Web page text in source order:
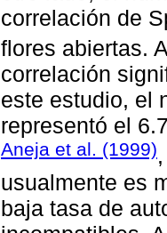
correlación de
flores abiertas.
correlación
este estudio, el
representó el
Aneja et al. (1999)
usualmente es
baja tasa de